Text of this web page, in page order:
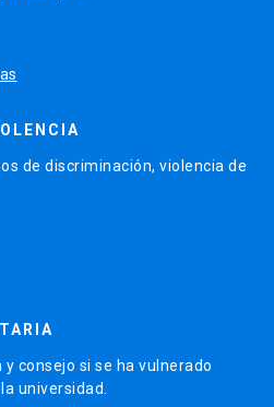
de discriminación, violencia de
consejo si se ha vulnerado
universidad.